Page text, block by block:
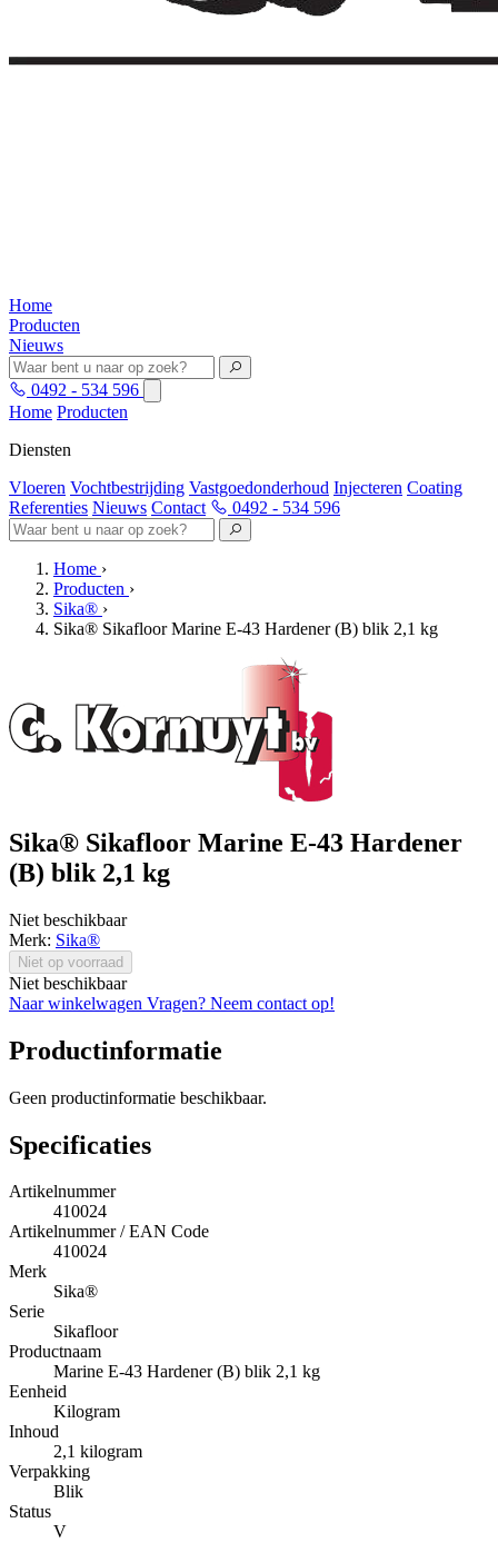
Home
Producten
Nieuws
0492 - 534 596
Home Producten
Diensten
Vloeren Vochtbestrijding Vastgoedonderhoud Injecteren Coating
Referenties Nieuws Contact 0492 - 534 596
Home ›
Producten ›
Sika® ›
Sika® Sikafloor Marine E-43 Hardener (B) blik 2,1 kg
Sika® Sikafloor Marine E-43 Hardener
(B) blik 2,1 kg
Niet beschikbaar
Merk: Sika®
Niet op voorraad
Niet beschikbaar
Naar winkelwagen Vragen? Neem contact op!
Productinformatie
Geen productinformatie beschikbaar.
Specificaties
Artikelnummer
410024
Artikelnummer / EAN Code
410024
Merk
Sika®
Serie
Sikafloor
Productnaam
Marine E-43 Hardener (B) blik 2,1 kg
Eenheid
Kilogram
Inhoud
2,1 kilogram
Verpakking
Blik
Status
V